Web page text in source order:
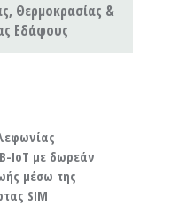
Θερμοκρασίας &
Εδάφους
IoT με δωρεάν
μέσω της
SIM